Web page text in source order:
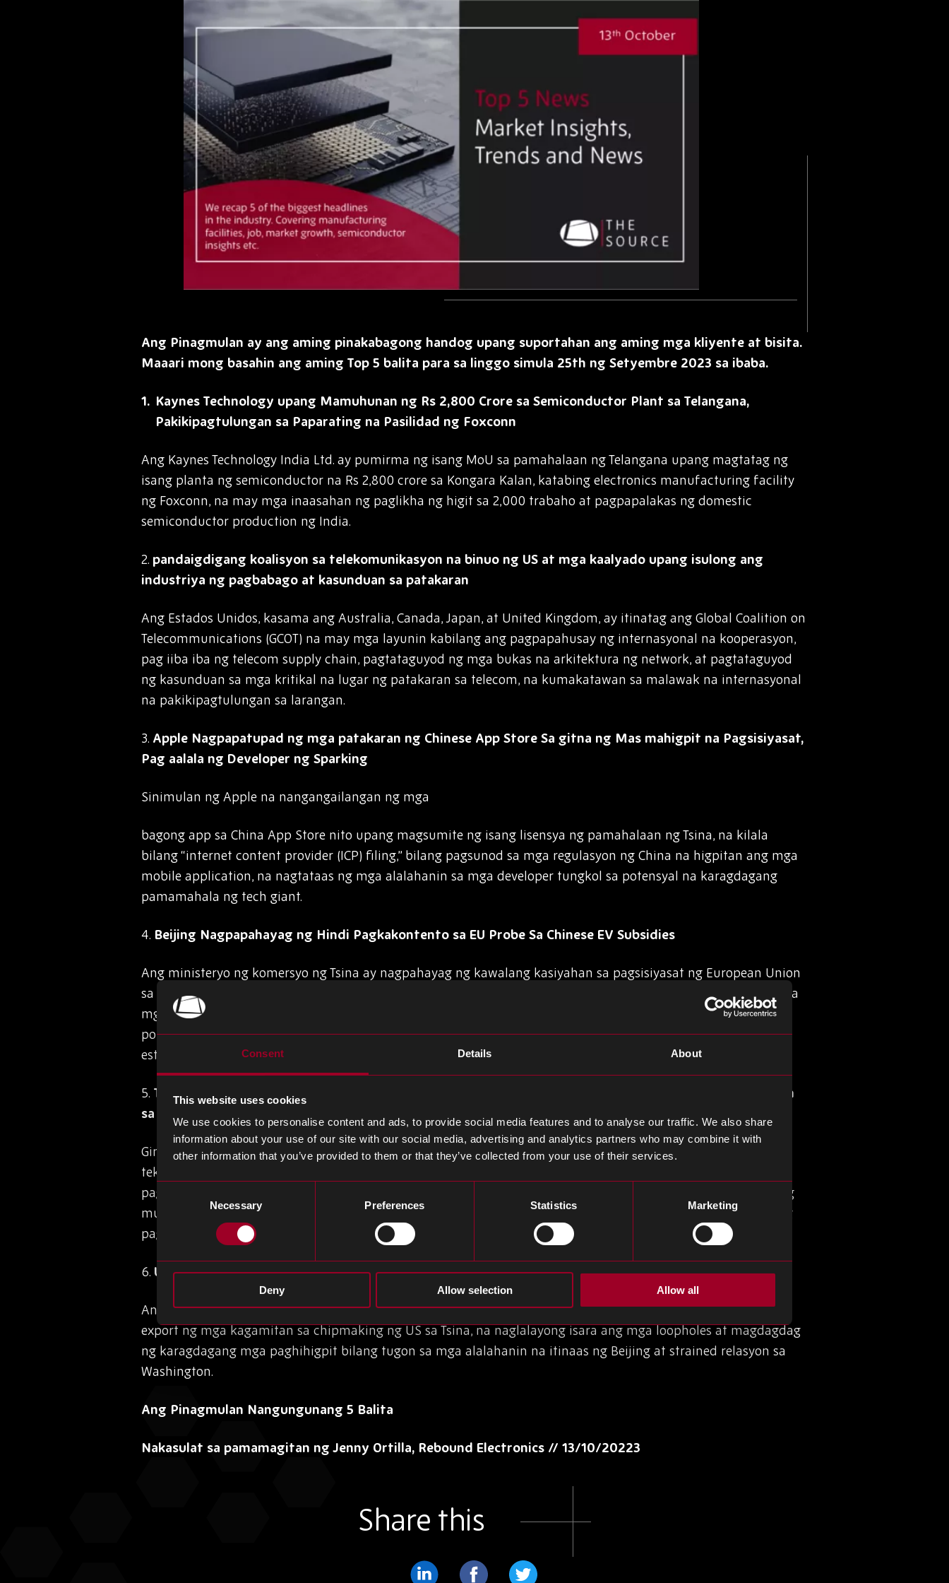
Consent Details About
This website uses cookies
We use cookies to personalise content and ads, to provide social media features and to analyse our traffic. We also share
information about your use of our site with our social media, advertising and analytics partners who may combine it with
other information that you’ve provided to them or that they’ve collected from your use of their services.
Consent
Necessary Preferences Statistics Marketing
Deny Allow selection Allow all
Ang Pinagmulan ay ang aming pinakabagong handog upang suportahan ang aming mga kliyente at bisita.
Maaari mong basahin ang aming Top 5 balita para sa linggo simula 25th ng Setyembre 2023 sa ibaba.
Kaynes Technology upang Mamuhunan ng Rs 2,800 Crore sa Semiconductor Plant sa Telangana,
Pakikipagtulungan sa Paparating na Pasilidad ng Foxconn
Ang Kaynes Technology India Ltd. ay pumirma ng isang MoU sa pamahalaan ng Telangana upang magtatag ng
isang planta ng semiconductor na Rs 2,800 crore sa Kongara Kalan, katabing electronics manufacturing facility
ng Foxconn, na may mga inaasahan ng paglikha ng higit sa 2,000 trabaho at pagpapalakas ng domestic
semiconductor production ng India.
2. pandaigdigang koalisyon sa telekomunikasyon na binuo ng US at mga kaalyado upang isulong ang
industriya ng pagbabago at kasunduan sa patakaran
Ang Estados Unidos, kasama ang Australia, Canada, Japan, at United Kingdom, ay itinatag ang Global Coalition on
Telecommunications (GCOT) na may mga layunin kabilang ang pagpapahusay ng internasyonal na kooperasyon,
pag iiba iba ng telecom supply chain, pagtataguyod ng mga bukas na arkitektura ng network, at pagtataguyod
ng kasunduan sa mga kritikal na lugar ng patakaran sa telecom, na kumakatawan sa malawak na internasyonal
na pakikipagtulungan sa larangan.
3. Apple Nagpapatupad ng mga patakaran ng Chinese App Store Sa gitna ng Mas mahigpit na Pagsisiyasat,
Pag aalala ng Developer ng Sparking
Sinimulan ng Apple na nangangailangan ng mga
bagong app sa China App Store nito upang magsumite ng isang lisensya ng pamahalaan ng Tsina, na kilala
bilang “internet content provider (ICP) filing,” bilang pagsunod sa mga regulasyon ng China na higpitan ang mga
mobile application, na nagtataas ng mga alalahanin sa mga developer tungkol sa potensyal na karagdagang
pamamahala ng tech giant.
4. Beijing Nagpapahayag ng Hindi Pagkakontento sa EU Probe Sa Chinese EV Subsidies
Ang ministeryo ng komersyo ng Tsina ay nagpahayag ng kawalang kasiyahan sa pagsisiyasat ng European Union
sa mga subsidyo ng electric vehicle ng Tsina, na binabanggit ang kakulangan ng katibayan at hindi pagsunod sa
mga patakaran ng World Trade Organization, habang pormal na inilunsad ng EU ang isang pagtatanong upang
potensyal na magpataw ng taripa sa mga import ng EV ng Tsina na nakikinabang mula sa mga subsidyo ng
estado.
5. Taiwan Isinasaalang alang ang Mas Mahigpit na Mga Regulasyon sa Key Tech, Sinisiyasat ang mga Firm
sa Huawei Links
Ginagalugad ng Taiwan ang pagpapatupad ng mas mahigpit na mga patakaran sa mga mahahalagang
teknolohiya tulad ng computer chips, habang sinisiyasat din ang apat na kumpanya na inakusahan ng
pagsasagawa ng negosyo sa mga kumpanya na may kaugnayan sa Huawei sa Tsina, na maaaring magpataw ng
multa na umaabot sa T $ 25 milyon ($ 775,300) kung ang kanilang mga aktibidad ay hindi naaayon sa paunang
pag apruba ng pamahalaan.
6. US upang higpitan ang mga patakaran sa pag export sa chipmaking equipment para sa China
Ang Estados Unidos ay naghahanda upang i update at higpitan ang mga regulasyon na naghihigpit sa pag
export ng mga kagamitan sa chipmaking ng US sa Tsina, na naglalayong isara ang mga loopholes at magdagdag
ng karagdagang mga paghihigpit bilang tugon sa mga alalahanin na itinaas ng Beijing at strained relasyon sa
Washington.
Ang Pinagmulan Nangungunang 5 Balita
Nakasulat sa pamamagitan ng Jenny Ortilla, Rebound Electronics // 13/10/20223
Share this